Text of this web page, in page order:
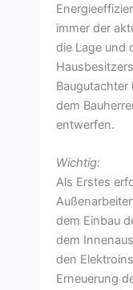
immer der
die Lage und
dem
entwerfen.
Wichtig:
Als Erstes
dem Einbau
dem
den
Erneuerung